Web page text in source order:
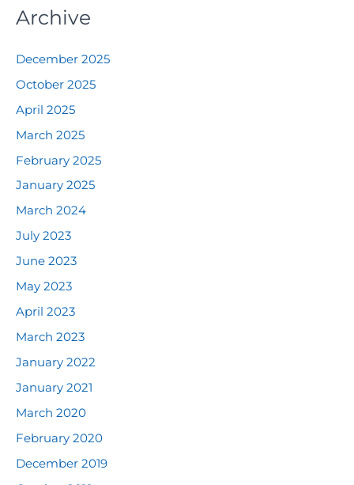
Archive
December 2025
October 2025
April 2025
March 2025
February 2025
January 2025
March 2024
July 2023
June 2023
May 2023
April 2023
March 2023
January 2022
January 2021
March 2020
February 2020
December 2019